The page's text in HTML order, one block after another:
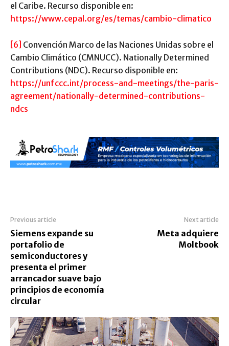
el Caribe. Recurso disponible en:
https://www.cepal.org/es/temas/cambio-climatico
[6] Convención Marco de las Naciones Unidas sobre el
Cambio Climático (CMNUCC). Nationally Determined
Contributions (NDC). Recurso disponible en:
https://unfccc.int/process-and-meetings/the-paris-
agreement/nationally-determined-contributions-
ndcs
Previous article
Siemens expande su
portafolio de
semiconductores y
presenta el primer
arrancador suave bajo
principios de economía
circular
Next article
Meta adquiere
Moltbook